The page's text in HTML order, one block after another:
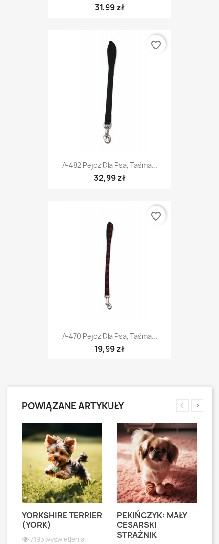
31,99 zł
A-482 Pejcz Dla Psa, Taśma...
32,99 zł
favorite_border
A-470 Pejcz Dla Psa, Taśma...
19,99 zł
favorite_border
POWIĄZANE ARTYKUŁY
YORKSHIRE TERRIER
(YORK)
7195 wyświetlenia
PEKIŃCZYK: MAŁY
CESARSKI
STRAŻNIK